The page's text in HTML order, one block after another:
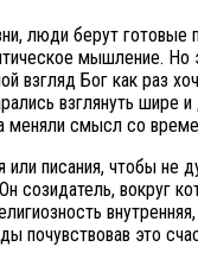
люди берут готовые
мышление.
взгляд Бог как раз
взглянуть
меняли смысл со
писания, чтобы не
созидатель, вокруг
почувствовав это